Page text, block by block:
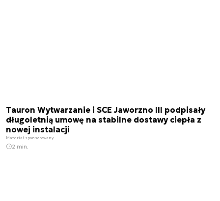
Tauron Wytwarzanie i SCE Jaworzno III podpisały
długoletnią umowę na stabilne dostawy ciepła z
nowej instalacji
Materiał sponsorowany
2 min.